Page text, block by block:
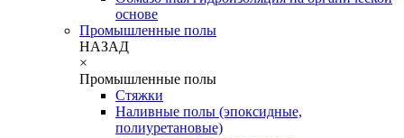
основе
Промышленные полы
НАЗАД
×
Промышленные полы
Стяжки
Наливные полы (эпоксидные,
полиуретановые)